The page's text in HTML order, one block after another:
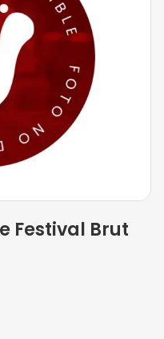
Festival Brut